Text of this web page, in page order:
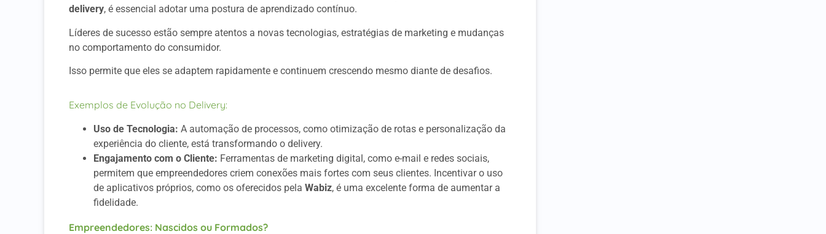
delivery, é essencial adotar uma postura de aprendizado contínuo.
Líderes de sucesso estão sempre atentos a novas tecnologias, estratégias de marketing e mudanças
no comportamento do consumidor.
Isso permite que eles se adaptem rapidamente e continuem crescendo mesmo diante de desafios.
Exemplos de Evolução no Delivery:
Uso de Tecnologia: A automação de processos, como otimização de rotas e personalização da
experiência do cliente, está transformando o delivery.
Engajamento com o Cliente: Ferramentas de marketing digital, como e-mail e redes sociais,
permitem que empreendedores criem conexões mais fortes com seus clientes. Incentivar o uso
de aplicativos próprios, como os oferecidos pela Wabiz, é uma excelente forma de aumentar a
fidelidade.
Empreendedores: Nascidos ou Formados?